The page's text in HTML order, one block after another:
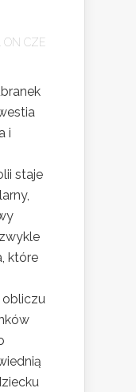
ON CZE
i
staje
które
obliczu